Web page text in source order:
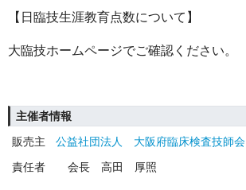
【日臨技生涯教育点数について】
大臨技ホームページでご確認ください。
主催者情報
販売主
公益社団法人 大阪府臨床検査技師会
責任者
会長 高田 厚照